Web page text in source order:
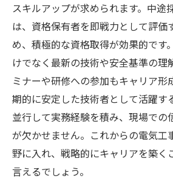
スキルアップが求められます。中途
は、資格保有者を即戦力として評価
め、積極的な資格取得が効果的です
けでなく最新の技術や安全基準の理
ミナーや研修への参加もキャリア形
期的に安定した技術者として活躍す
並行して実務経験を積み、現場での
が欠かせません。これからの電気工
野に入れ、戦略的にキャリアを築く
言えるでしょう。